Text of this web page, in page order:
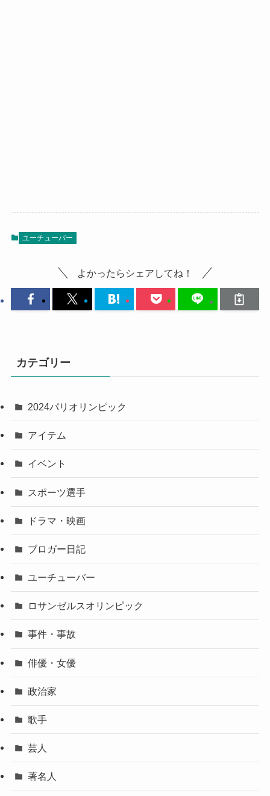
ユーチューバー
よかったらシェアしてね！
カテゴリー
2024パリオリンピック
アイテム
イベント
スポーツ選手
ドラマ・映画
ブロガー日記
ユーチューバー
ロサンゼルスオリンピック
事件・事故
俳優・女優
政治家
歌手
芸人
著名人